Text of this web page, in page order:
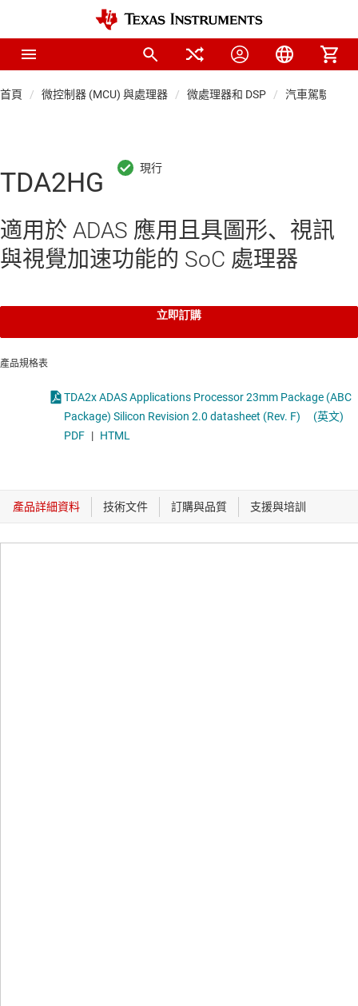
首頁 微控制器 (MCU) 與處理器 微處理器和 DSP 汽車駕駛輔助
TDA2HG
適用於 ADAS 應用且具圖形、視訊
與視覺加速功能的 SoC 處理器
立即訂購
產品規格表
TDA2x ADAS Applications Processor 23mm Package (ABC
Package) Silicon Revision 2.0 datasheet (Rev. F)
(英文)
PDF | HTML